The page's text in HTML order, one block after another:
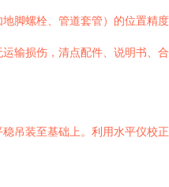
脚螺栓、管道套管）的位置精
输损伤，清点配件、说明书、合
吊装至基础上。利用水平仪校